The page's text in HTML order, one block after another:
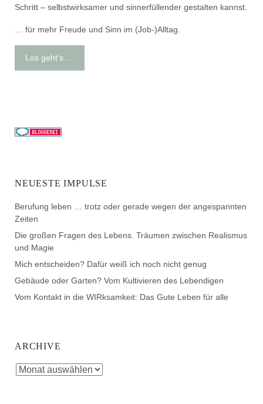
Schritt – selbstwirksamer und sinnerfüllender gestalten kannst.
… für mehr Freude und Sinn im (Job-)Alltag.
Los geht’s …
NEUESTE IMPULSE
Berufung leben … trotz oder gerade wegen der angespannten
Zeiten
Die großen Fragen des Lebens. Träumen zwischen Realismus
und Magie
Mich entscheiden? Dafür weiß ich noch nicht genug
Gebäude oder Garten? Vom Kultivieren des Lebendigen
Vom Kontakt in die WIRksamkeit: Das Gute Leben für alle
ARCHIVE